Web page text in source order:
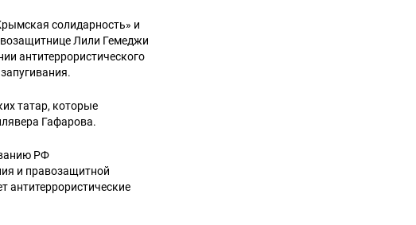
солидарность» и
Лили Гемеджи
антитеррористического
татар, которые
Гафарова.
РФ
и правозащитной
антитеррористические